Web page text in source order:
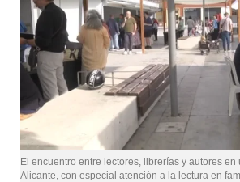
El encuentro entre lectores, librerías y autores en
Alicante, con especial atención a la lectura en